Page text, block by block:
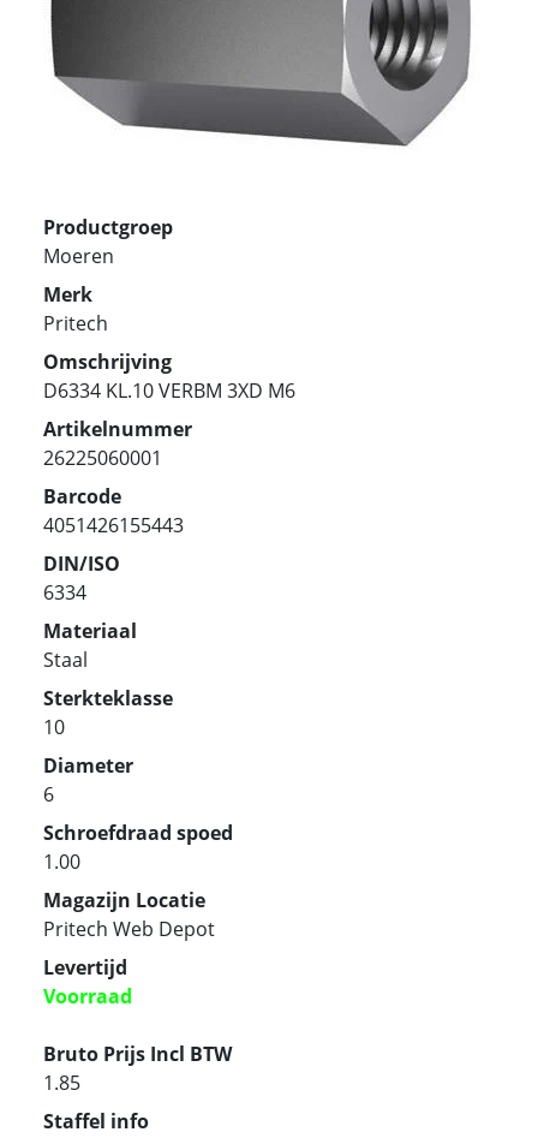
Productgroep
Moeren
Merk
Pritech
Omschrijving
D6334 KL.10 VERBM 3XD M6
Artikelnummer
26225060001
Barcode
4051426155443
DIN/ISO
6334
Materiaal
Staal
Sterkteklasse
10
Diameter
6
Schroefdraad spoed
1.00
Magazijn Locatie
Pritech Web Depot
Levertijd
Voorraad
Bruto Prijs Incl BTW
1.85
Staffel info